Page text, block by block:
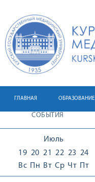
ГЛАВНАЯ ОБРАЗОВАНИЕ
СОБЫТИЯ
Июль
19
Вс
20
Пн
21
Вт
22
Ср
23
Чт
24
Пт